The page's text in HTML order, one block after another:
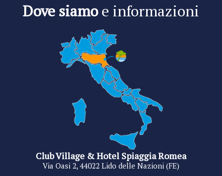
Dove siamoe informazioni
Club Village & Hotel Spiaggia Romea
Via Oasi 2, 44022 Lido delle Nazioni (FE)